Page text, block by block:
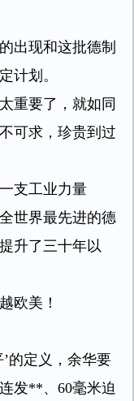
出现和这批德制
计划。
重要了，就如同
可求，珍贵到过
支工业力量
世界最先进的德
升了三十年以
欧美！
的定义，余华要
发**、60毫米迫